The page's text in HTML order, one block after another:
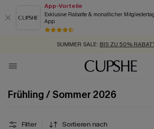
App-Vorteile
Exklusive Rabatte & monatlicher
App
GRATIS MASSBAND MIT JEDEM
SUMMER SALE:
ZUM NEWSLETTER:BIS ZU -20% EXTRA
KOSTENLOSER VERSAND AB 89 €
Frühling / Sommer 2026
Filter Sortieren nach